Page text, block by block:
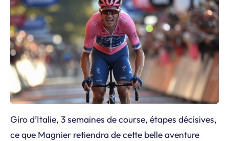
Giro d’Italie, 3 semaines de course, étapes décisives,
ce que Magnier retiendra de cette belle aventure